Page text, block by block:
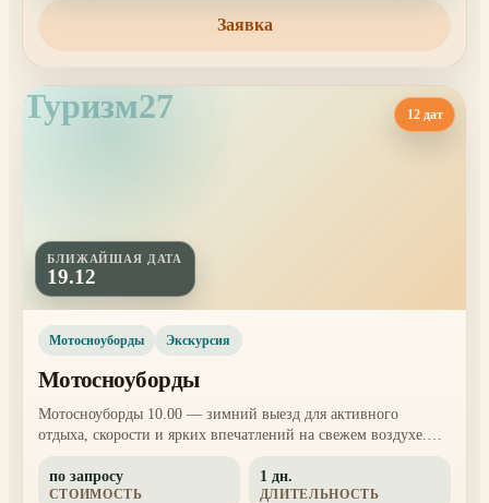
Заявка
Туризм27
БЛИЖАЙШАЯ ДАТА
19.12
12 дат
Мотосноуборды Экскурсия
Мотосноуборды
Мотосноуборды 10.00 — зимний выезд для активного
отдыха, скорости и ярких впечатлений на свежем воздухе.
необычный формат поездки.
по запросу
СТОИМОСТЬ
1 дн.
ДЛИТЕЛЬНОСТЬ